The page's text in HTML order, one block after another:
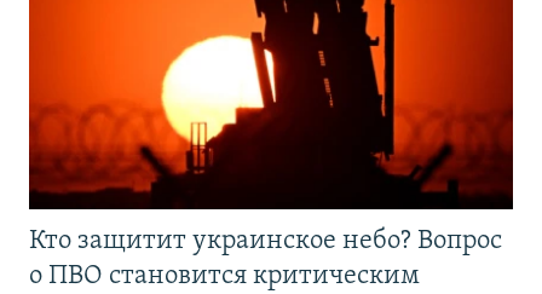
Кто защитит украинское небо? Вопрос
о ПВО становится критическим